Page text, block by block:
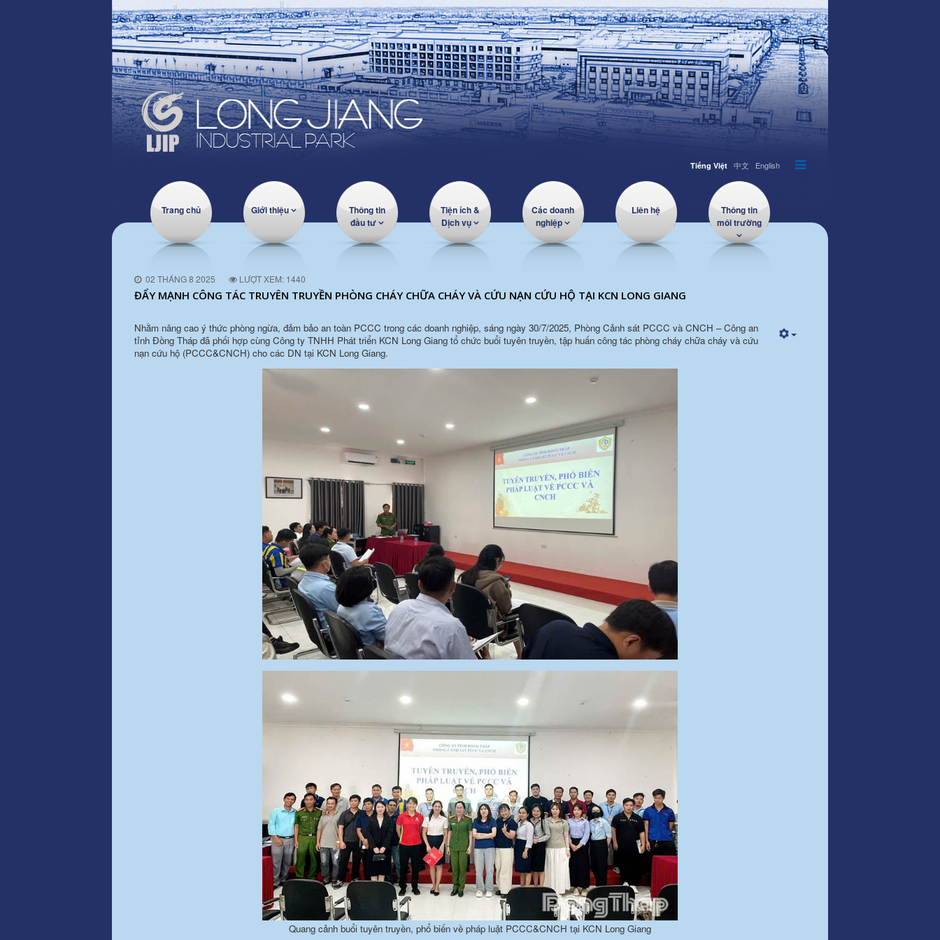
Tiếng Việt 中文 English
Trang chủ Giới thiệu
Thông tin
đầu tư
Tiện ích &
Dịch vụ
Các doanh
nghiệp
Liên hệ
Thông tin
môi trường
02 THÁNG 8 2025 LƯỢT XEM: 1440
ĐẨY MẠNH CÔNG TÁC TRUYÊN TRUYỀN PHÒNG CHÁY CHỮA CHÁY VÀ CỨU NẠN CỨU HỘ TẠI KCN LONG GIANG
Nhằm nâng cao ý thức phòng ngừa, đảm bảo an toàn PCCC trong các doanh nghiệp, sáng ngày 30/7/2025, Phòng Cảnh sát PCCC và CNCH – Công an
tỉnh Đồng Tháp đã phối hợp cùng Công ty TNHH Phát triển KCN Long Giang tổ chức buổi tuyên truyền, tập huấn công tác phòng cháy chữa cháy và cứu
nạn cứu hộ (PCCC&CNCH) cho các DN tại KCN Long Giang.
Quang cảnh buổi tuyên truyền, phổ biến về pháp luật PCCC&CNCH tại KCN Long Giang